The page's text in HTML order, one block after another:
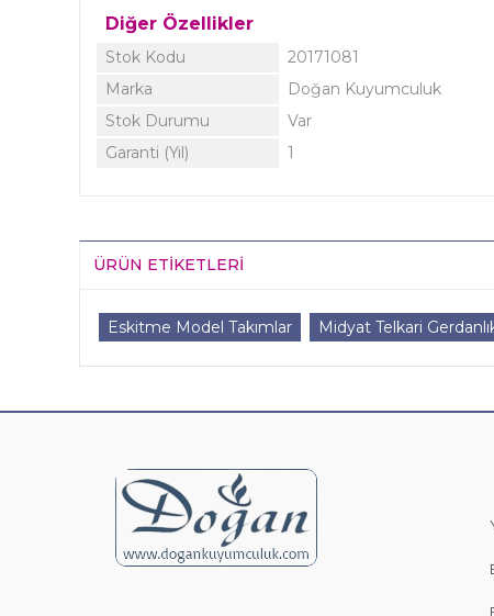
Diğer Özellikler
Stok Kodu
20171081
Marka
Doğan Kuyumculuk
Stok Durumu
Var
Garanti (Yıl)
1
ÜRÜN ETIKETLERI
Eskitme Model Takımlar Midyat Telkari